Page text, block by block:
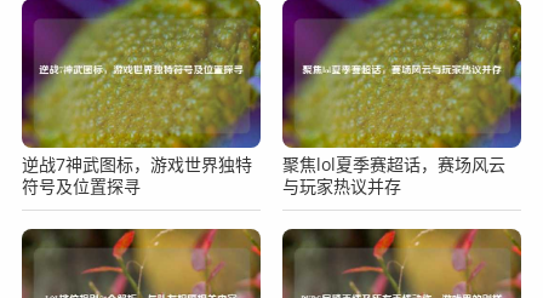
逆战7神武图标，游戏世界独特
符号及位置探寻
聚焦lol夏季赛超话，赛场风云
与玩家热议并存